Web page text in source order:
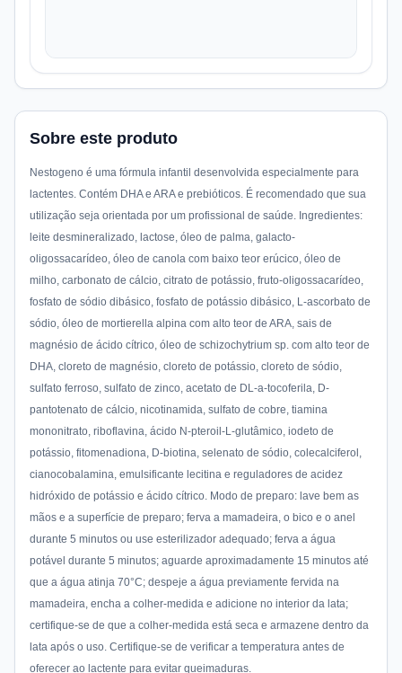
Sobre este produto
Nestogeno é uma fórmula infantil desenvolvida especialmente para
lactentes. Contém DHA e ARA e prebióticos. É recomendado que sua
utilização seja orientada por um profissional de saúde. Ingredientes:
leite desmineralizado, lactose, óleo de palma, galacto-
oligossacarídeo, óleo de canola com baixo teor erúcico, óleo de
milho, carbonato de cálcio, citrato de potássio, fruto-oligossacarídeo,
fosfato de sódio dibásico, fosfato de potássio dibásico, L-ascorbato de
sódio, óleo de mortierella alpina com alto teor de ARA, sais de
magnésio de ácido cítrico, óleo de schizochytrium sp. com alto teor de
DHA, cloreto de magnésio, cloreto de potássio, cloreto de sódio,
sulfato ferroso, sulfato de zinco, acetato de DL-a-tocoferila, D-
pantotenato de cálcio, nicotinamida, sulfato de cobre, tiamina
mononitrato, riboflavina, ácido N-pteroil-L-glutâmico, iodeto de
potássio, fitomenadiona, D-biotina, selenato de sódio, colecalciferol,
cianocobalamina, emulsificante lecitina e reguladores de acidez
hidróxido de potássio e ácido cítrico. Modo de preparo: lave bem as
mãos e a superfície de preparo; ferva a mamadeira, o bico e o anel
durante 5 minutos ou use esterilizador adequado; ferva a água
potável durante 5 minutos; aguarde aproximadamente 15 minutos até
que a água atinja 70°C; despeje a água previamente fervida na
mamadeira, encha a colher-medida e adicione no interior da lata;
certifique-se de que a colher-medida está seca e armazene dentro da
lata após o uso. Certifique-se de verificar a temperatura antes de
oferecer ao lactente para evitar queimaduras.